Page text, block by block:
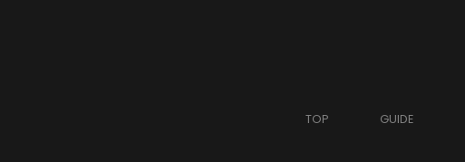
TOP GUIDE